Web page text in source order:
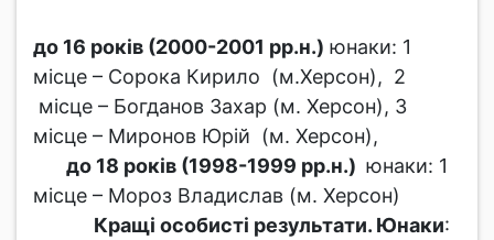
до 16 років (2000-2001 рр.н.) юнаки: 1
місце – Сорока Кирило (м.Херсон), 2
місце – Богданов Захар (м. Херсон), 3
місце – Миронов Юрій (м. Херсон),
до 18 років (1998-1999 рр.н.) юнаки: 1
місце – Мороз Владислав (м. Херсон)
Кращі особисті результати. Юнаки: